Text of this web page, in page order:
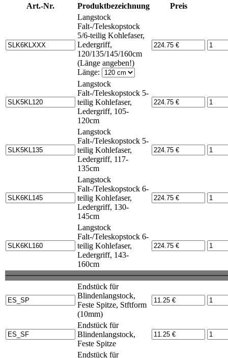
Art.-Nr.
Produktbezeichnung
Preis
Langstock
Falt-/Teleskopstock
5/6-teilig Kohlefaser,
Ledergriff,
120/135/145/160cm
(Länge angeben!)
Länge:
Langstock
Falt-/Teleskopstock 5-
teilig Kohlefaser,
Ledergriff, 105-
120cm
Langstock
Falt-/Teleskopstock 5-
teilig Kohlefaser,
Ledergriff, 117-
135cm
Langstock
Falt-/Teleskopstock 6-
teilig Kohlefaser,
Ledergriff, 130-
145cm
Langstock
Falt-/Teleskopstock 6-
teilig Kohlefaser,
Ledergriff, 143-
160cm
Endstück für
Blindenlangstock,
Feste Spitze, Stftform
(10mm)
Endstück für
Blindenlangstock,
Feste Spitze
Endstück für